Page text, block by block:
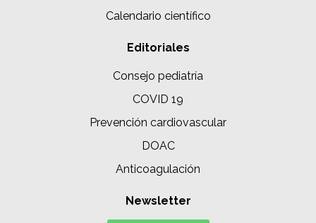
Calendario científico
Editoriales
Consejo pediatría
COVID 19
Prevención cardiovascular
DOAC
Anticoagulación
Newsletter